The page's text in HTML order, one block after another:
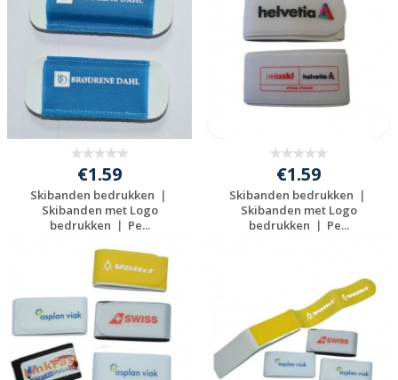
€1.59
Skibanden bedrukken ｜
Skibanden met Logo
bedrukken ｜ Pe...
Gratis offerte
aanvragen
€1.59
Skibanden bedrukken ｜
Skibanden met Logo
bedrukken ｜ Pe...